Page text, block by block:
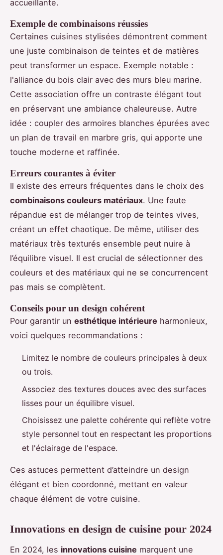
accueillante.
Exemple de combinaisons réussies
Certaines cuisines stylisées démontrent comment
une juste combinaison de teintes et de matières
peut transformer un espace. Exemple notable :
l'alliance du bois clair avec des murs bleu marine.
Cette association offre un contraste élégant tout
en préservant une ambiance chaleureuse. Autre
idée : coupler des armoires blanches épurées avec
un plan de travail en marbre gris, qui apporte une
touche moderne et raffinée.
Erreurs courantes à éviter
Il existe des erreurs fréquentes dans le choix des
combinaisons couleurs matériaux. Une faute
répandue est de mélanger trop de teintes vives,
créant un effet chaotique. De même, utiliser des
matériaux très texturés ensemble peut nuire à
l’équilibre visuel. Il est crucial de sélectionner des
couleurs et des matériaux qui ne se concurrencent
pas mais se complètent.
Conseils pour un design cohérent
Pour garantir un esthétique intérieure harmonieux,
voici quelques recommandations :
Limitez le nombre de couleurs principales à deux
ou trois.
Associez des textures douces avec des surfaces
lisses pour un équilibre visuel.
Choisissez une palette cohérente qui reflète votre
style personnel tout en respectant les proportions
et l'éclairage de l'espace.
Ces astuces permettent d’atteindre un design
élégant et bien coordonné, mettant en valeur
chaque élément de votre cuisine.
Innovations en design de cuisine pour 2024
En 2024, les innovations cuisine marquent une